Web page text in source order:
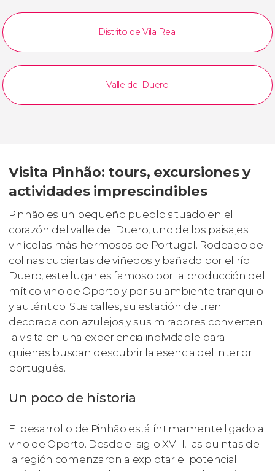
Distrito de Vila Real
Valle del Duero
Visita Pinhão: tours, excursiones y
actividades imprescindibles
Pinhão es un pequeño pueblo situado en el
corazón del valle del Duero, uno de los paisajes
vinícolas más hermosos de Portugal. Rodeado de
colinas cubiertas de viñedos y bañado por el río
Duero, este lugar es famoso por la producción del
mítico vino de Oporto y por su ambiente tranquilo
y auténtico. Sus calles, su estación de tren
decorada con azulejos y sus miradores convierten
la visita en una experiencia inolvidable para
quienes buscan descubrir la esencia del interior
portugués.
Un poco de historia
El desarrollo de Pinhão está íntimamente ligado al
vino de Oporto. Desde el siglo XVIII, las quintas de
la región comenzaron a explotar el potencial